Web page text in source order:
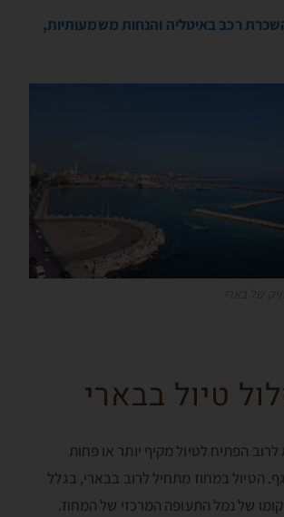
רכב באיטליה והנחות משמעותיות,
טיול בבארי
לרוב הפתיח לטיול מקיף יותר או פחות
הטיול במחוז מתחיל לרוב בבארי, בגלל
של נמל התעופה המרכזי של המחוז.